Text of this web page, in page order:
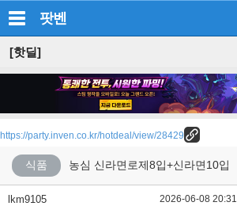
팟벤
[핫딜]
https://party.inven.co.kr/hotdeal/view/28429
식품 농심 신라면로제8입+신라면10입
lkm9105 2026-06-08 20:31